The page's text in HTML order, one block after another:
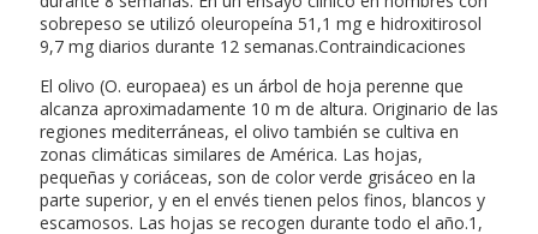
sobrepeso se utilizó oleuropeína 51,1 mg e hidroxitirosol
9,7 mg diarios durante 12 semanas.Contraindicaciones
El olivo (O. europaea) es un árbol de hoja perenne que
alcanza aproximadamente 10 m de altura. Originario de las
regiones mediterráneas, el olivo también se cultiva en
zonas climáticas similares de América. Las hojas,
pequeñas y coriáceas, son de color verde grisáceo en la
parte superior, y en el envés tienen pelos finos, blancos y
escamosos. Las hojas se recogen durante todo el año.1,